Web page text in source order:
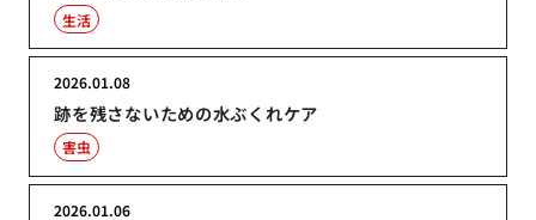
生活
跡を残さないための水ぶくれケア
2026.01.08
害虫
2026.01.06